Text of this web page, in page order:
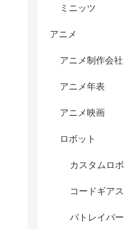
ミニッツ
アニメ
アニメ制作会社
アニメ年表
アニメ映画
ロボット
カスタムロボ
コードギアス
パトレイバー